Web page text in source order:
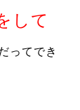
して
ってでき